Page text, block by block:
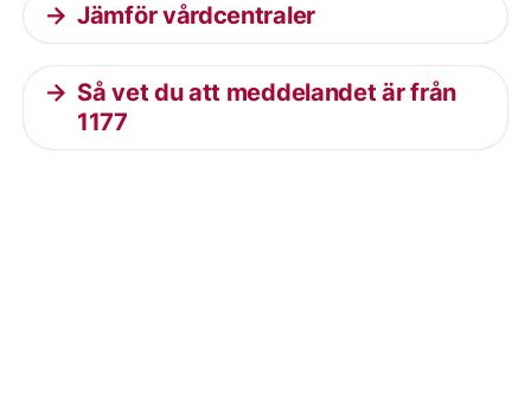
Jämför vårdcentraler
Så vet du att meddelandet är från
1177